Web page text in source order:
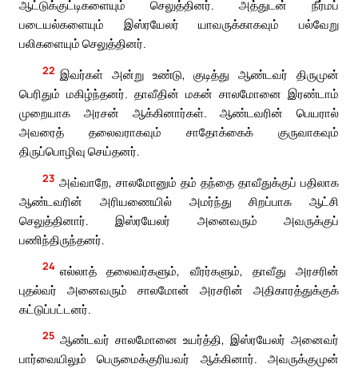
ஆட்டுக்குட்டிகளையும் செலுத்தினர். அத்துடன் நீர்மப்
படையல்களையும் இஸ்ரயேலர் யாவருக்காகவும் பல்வேறு
பலிகளையும் செலுத்தினர்.
22 இவர்கள் அன்று உண்டு, குடித்து ஆண்டவர் திருமுன்
பெரிதும் மகிழ்ந்தனர். தாவீதின் மகன் சாலமோனை இரண்டாம்
முறையாக அரசன் ஆக்கினார்கள். ஆண்டவரின் பெயரால்
அவரைத் தலைவராகவும் சாதோக்கைக் குருவாகவும்
திருப்பொழிவு செய்தனர்.
23 அவ்வாறே, சாலமோனும் தம் தந்தை தாவீதுக்குப் பதிலாக
ஆண்டவரின் அரியணையில் அமர்ந்து சிறப்பாக ஆட்சி
செலுத்தினார். இஸ்ரயேலர் அனைவரும் அவருக்குப்
பணிந்திருந்தனர்.
24 எல்லாத் தலைவர்களும், வீரர்களும், தாவீது அரசரின்
புதல்வர் அனைவரும் சாலமோன் அரசரின் அதிகாரத்துக்குக்
கட்டுப்பட்டனர்.
25 ஆண்டவர் சாலமோனை உயர்த்தி, இஸ்ரயேலர் அனைவர்
பார்வையிலும் பெருமைக்குரியவர் ஆக்கினார். அவருக்குமுன்